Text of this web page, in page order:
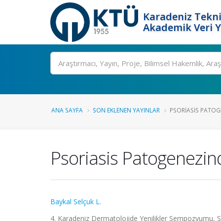
Karadeniz
Akademik Veri
Ara
ANA SAYFA SON EKLENEN YAYINLAR PSORIASIS
Psoriasis
Baykal Selçuk L.
4. Karadeniz Dermatolojide Yenilikler Sempozyumu,